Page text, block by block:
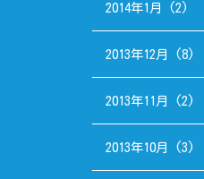
2014年1月 (2)
2013年12月 (8)
2013年11月 (2)
2013年10月 (3)